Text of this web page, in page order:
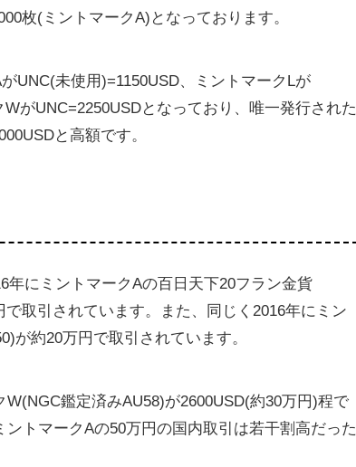
枚(ミントマークA)となっております。
UNC(未使用)=1150USD、ミントマークLが
がUNC=2250USDとなっており、唯一発行された
と高額です。
年にミントマークAの百日天下20フラン金貨
取引されています。また、同じく2016年にミン
が約20万円で取引されています。
鑑定済みAU58)が2600USD(約30万円)程で
トマークAの50万円の国内取引は若干割高だった